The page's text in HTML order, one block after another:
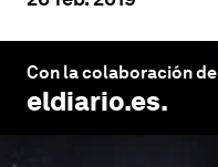
Con la colaboración de
eldiario.es.